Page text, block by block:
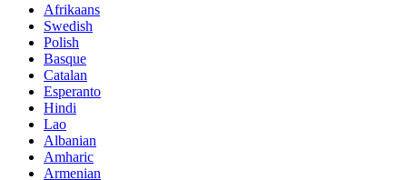
Afrikaans
Swedish
Polish
Basque
Catalan
Esperanto
Hindi
Lao
Albanian
Amharic
Armenian